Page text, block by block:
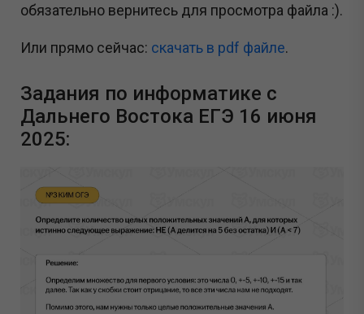
обязательно вернитесь для просмотра файла :).
Или прямо сейчас: cкачать в pdf файле.
Задания по информатике с
Дальнего Востока ЕГЭ 16 июня
2025: